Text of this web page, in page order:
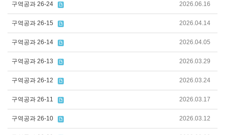
구역공과 26-24 2026.06.16
구역공과 26-15 2026.04.14
구역공과 26-14 2026.04.05
구역공과 26-13 2026.03.29
구역공과 26-12 2026.03.24
구역공과 26-11 2026.03.17
구역공과 26-10 2026.03.12